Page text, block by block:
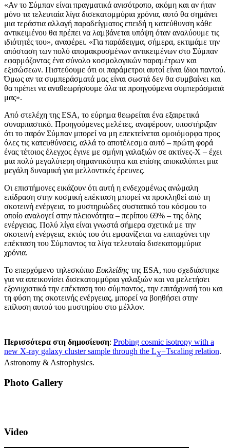
«Αν το Σύμπαν είναι πραγματικά ανισότροπο, ακόμη και αν ήταν
μόνο τα τελευταία λίγα δισεκατομμύρια χρόνια, αυτό θα σημάνει
μια τεράστια αλλαγή παραδείγματος επειδή η κατεύθυνση κάθε
αντικειμένου θα πρέπει να λαμβάνεται υπόψη όταν αναλύουμε τις
ιδιότητές του», αναφέρει. «Για παράδειγμα, σήμερα, εκτιμάμε την
απόσταση των πολύ απομακρυσμένων αντικειμένων στο Σύμπαν
εφαρμόζοντας ένα σύνολο κοσμολογικών παραμέτρων και
εξισώσεων. Πιστεύουμε ότι οι παράμετροι αυτοί είναι ίδιοι παντού.
Όμως αν τα συμπεράσματά μας είναι σωστά δεν θα συμβαίνει και
θα πρέπει να αναθεωρήσουμε όλα τα προηγούμενα συμπεράσματά
μας».
Από στελέχη της ESA, το εύρημα θεωρείται ένα εξαιρετικά
συναρπαστικό. Προηγούμενες μελέτες, αναφέρουν, υποστήριξαν
ότι το παρόν Σύμπαν μπορεί να μη επεκτείνεται ομοιόμορφα προς
όλες τις κατευθύνσεις, αλλά το αποτέλεσμα αυτό – πρώτη φορά
ένας τέτοιος έλεγχος έγινε με σμήνη γαλαξιών σε ακτίνες-Χ – έχει
μια πολύ μεγαλύτερη σημαντικότητα και επίσης αποκαλύπτει μια
μεγάλη δυναμική για μελλοντικές έρευνες.
Οι επιστήμονες εικάζουν ότι αυτή η ενδεχομένως ανώμαλη
επίδραση στην κοσμική επέκταση μπορεί να προκληθεί από τη
σκοτεινή ενέργεια, το μυστηριώδες συστατικό του κόσμου το
οποίο αναλογεί στην πλειονότητα – περίπου 69% – της όλης
ενέργειας. Πολύ λίγα είναι γνωστά σήμερα σχετικά με την
σκοτεινή ενέργεια, εκτός του ότι εμφανίζεται να επιταχύνει την
επέκταση του Σύμπαντος τα λίγα τελευταία δισεκατομμύρια
χρόνια.
Το επερχόμενο τηλεσκόπιο Ευκλείδης της ESA, που σχεδιάστηκε
για να απεικονίσει δισεκατομμύρια γαλαξιών και να μελετήσει
εξονυχιστικά την επέκταση του σύμπαντος, την επιτάχυνσή του και
τη φύση της σκοτεινής ενέργειας, μπορεί να βοηθήσει στην
επίλυση αυτού του μυστηρίου στο μέλλον.
Περισσότερα στη δημοσίευση: Probing cosmic isotropy with a
new X-ray galaxy cluster sample through the LX−Tscaling relation.
Astronomy & Astrophysics.
Photo Gallery
Video